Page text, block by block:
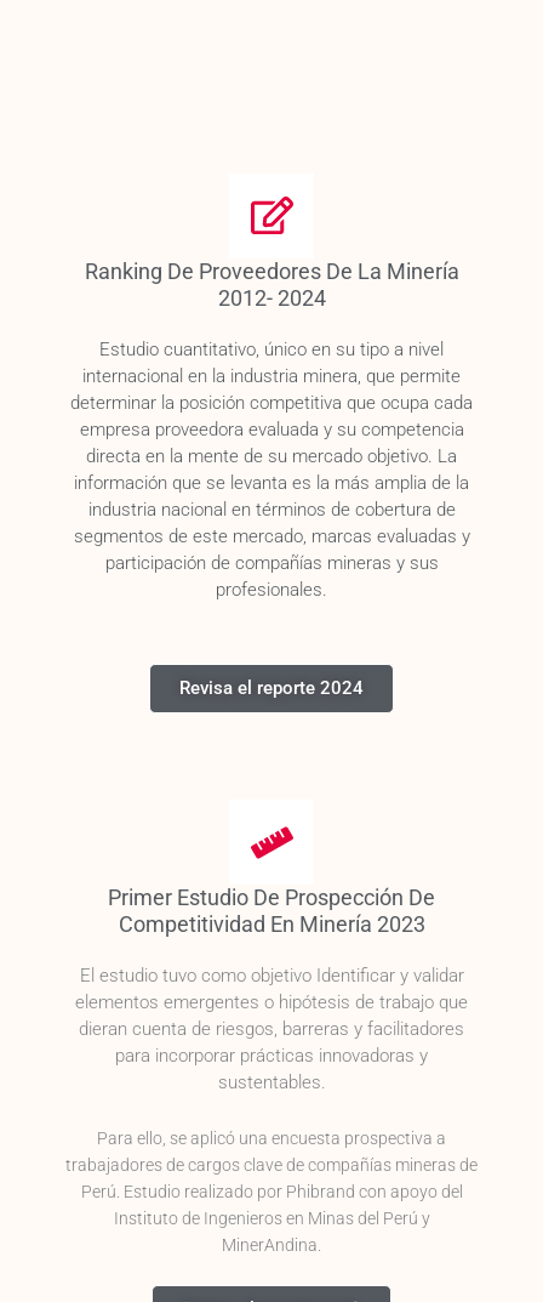
Ranking De Proveedores De La Minería
2012- 2024
Estudio cuantitativo, único en su tipo a nivel
internacional en la industria minera, que permite
determinar la posición competitiva que ocupa cada
empresa proveedora evaluada y su competencia
directa en la mente de su mercado objetivo. La
información que se levanta es la más amplia de la
industria nacional en términos de cobertura de
segmentos de este mercado, marcas evaluadas y
participación de compañías mineras y sus
profesionales.
Revisa el reporte 2024
Primer Estudio De Prospección De
Competitividad En Minería 2023
El estudio tuvo como objetivo Identificar y validar
elementos emergentes o hipótesis de trabajo que
dieran cuenta de riesgos, barreras y facilitadores
para incorporar prácticas innovadoras y
sustentables.
Para ello, se aplicó una encuesta prospectiva a
trabajadores de cargos clave de compañías mineras de
Perú. Estudio realizado por Phibrand con apoyo del
Instituto de Ingenieros en Minas del Perú y
MinerAndina.